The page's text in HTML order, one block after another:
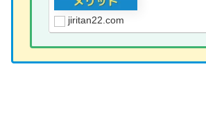
jiritan22.com